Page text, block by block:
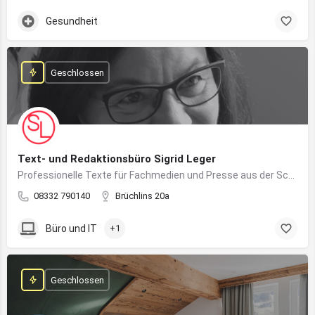
Gesundheit
Text- und Redaktionsbüro Sigrid Leger
08332 790140 Brüchlins 20a
Geschlossen
Büro und IT +1
Geschlossen